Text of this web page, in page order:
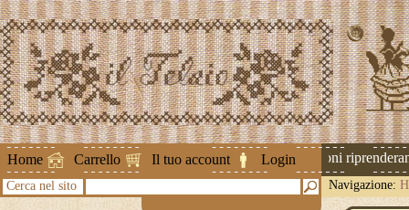
Home Carrello Il tuo account Login
Attenzione ! Le spedizioni
Cerca nel sito Navigazione: